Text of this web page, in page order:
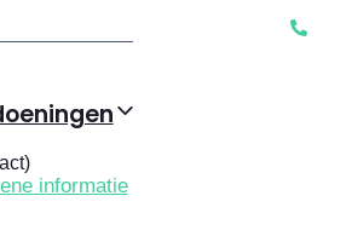
informatie